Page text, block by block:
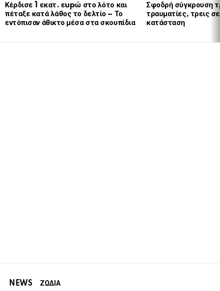
Κέρδισε 1 εκατ. εupώ στο λότο και
πέταξε κατά λάθος το δελτίο – Το
εντόπισαν άθικτο μέσα στα σκουπίδια
Σφοδρή σύγκρουση
τραυματίες, τρεις
κατάσταση
NEWS ΖΩΔΙΑ